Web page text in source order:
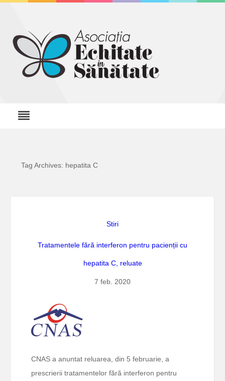
Tag Archives: hepatita C
Stiri
Tratamentele fără interferon pentru pacienții cu
hepatita C, reluate
7 feb. 2020
CNAS a anuntat reluarea, din 5 februarie, a
prescrierii tratamentelor fără interferon pentru